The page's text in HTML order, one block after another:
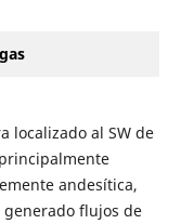
localizado al SW de
andesítica,
flujos de